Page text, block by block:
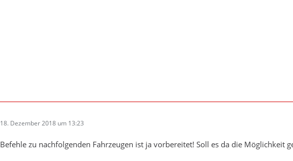
18. Dezember 2018 um 13:23
Befehle zu nachfolgenden Fahrzeugen ist ja vorbereitet! Soll es da die Möglichkeit